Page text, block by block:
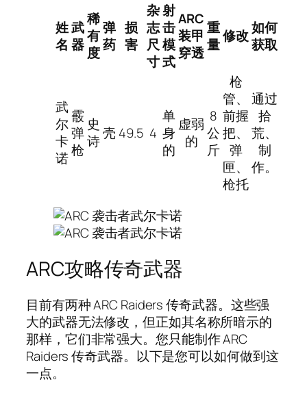
姓
名
武
器
稀
有
度
弹
药
损
害
杂
志
尺
寸
射
击
模
式
ARC
装甲
穿透
重
量修改如何
获取
武
尔
卡
诺
霰
弹
枪
史
诗壳 49.5 4
单
身
的
虚弱
的
8
公
斤
枪
管、
前握
把、
弹
匣、
枪托
通过
拾
荒、
制
作。
ARC攻略传奇武器
目前有两种 ARC Raiders 传奇武器。这些强
大的武器无法修改，但正如其名称所暗示的
那样，它们非常强大。您只能制作 ARC
Raiders 传奇武器。以下是您可以如何做到这
一点。